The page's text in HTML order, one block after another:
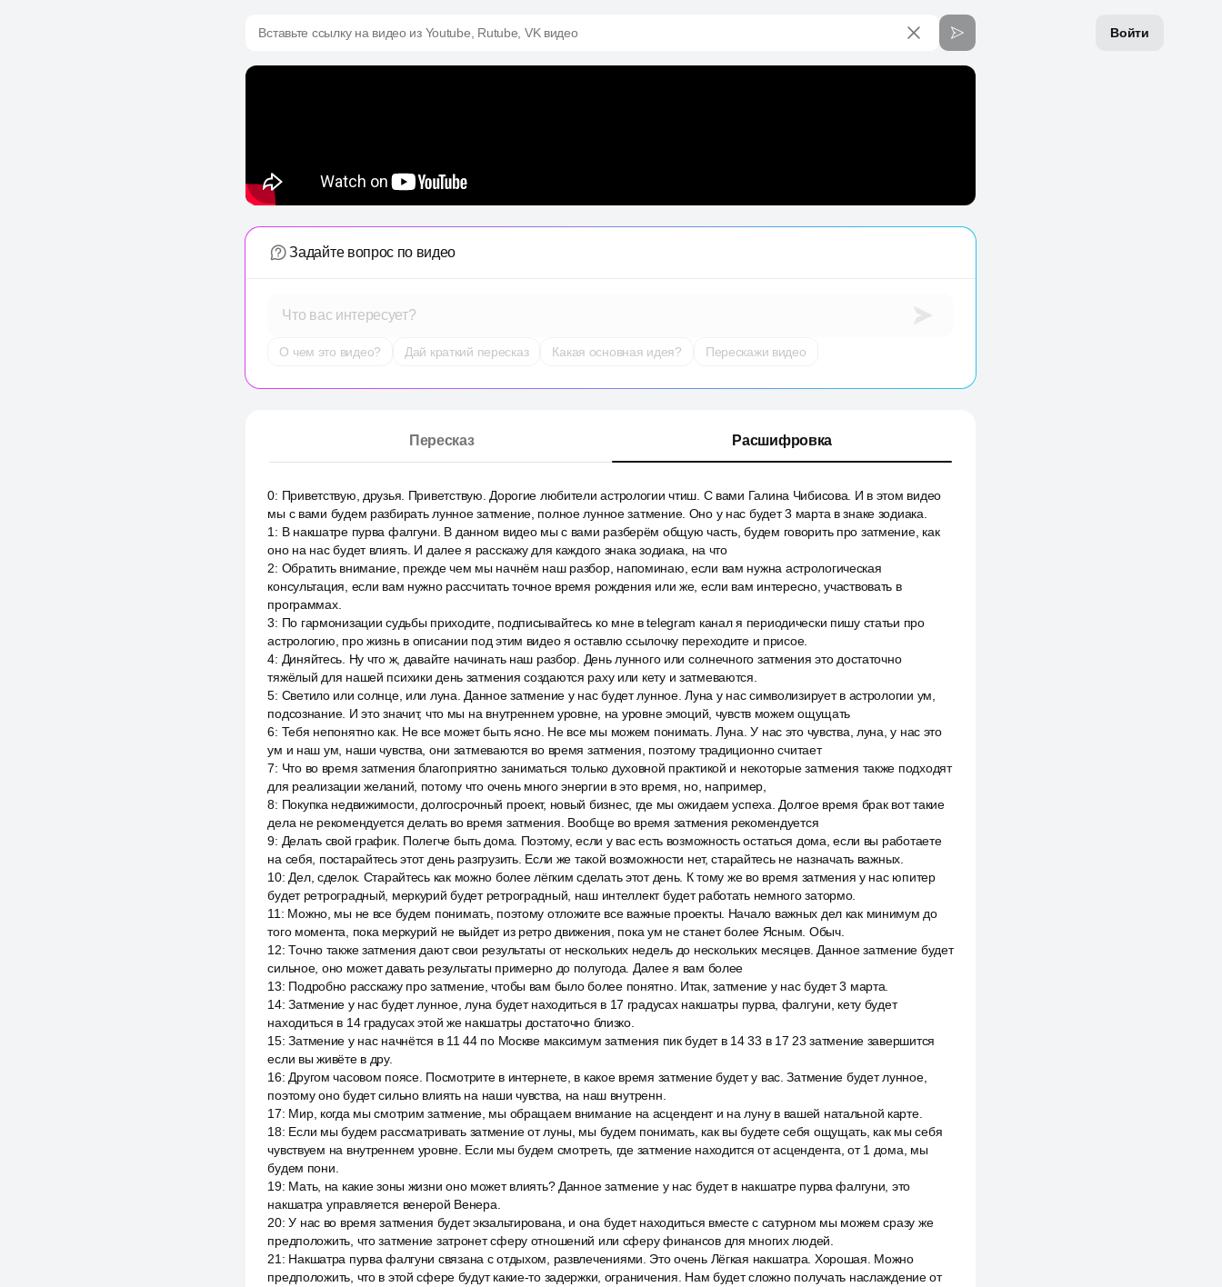
Войти
Вставьте ссылку на видео из Youtube, Rutube, VK видео
Задайте вопрос по видео
Что вас интересует?
О чем это видео? Дай краткий пересказ Какая основная идея? Перескажи видео
Пересказ Расшифровка
0: Приветствую, друзья. Приветствую. Дорогие любители астрологии чтиш. С вами Галина Чибисова. И в этом видео
мы с вами будем разбирать лунное затмение, полное лунное затмение. Оно у нас будет 3 марта в знаке зодиака.
1 : В накшатре пурва фалгуни. В данном видео мы с вами разберём общую часть, будем говорить про затмение, как
оно на нас будет влиять. И далее я расскажу для каждого знака зодиака, на что
2: Обратить внимание, прежде чем мы начнём наш разбор, напоминаю, если вам нужна астрологическая
консультация, если вам нужно рассчитать точное время рождения или же, если вам интересно, участвовать в
программах.
3: По гармонизации судьбы приходите, подписывайтесь ко мне в telegram канал я периодически пишу статьи про
астрологию, про жизнь в описании под этим видео я оставлю ссылочку переходите и присое.
4: Диняйтесь. Ну что ж, давайте начинать наш разбор. День лунного или солнечного затмения это достаточно
тяжёлый для нашей психики день затмения создаются раху или кету и затмеваются.
5: Светило или солнце, или луна. Данное затмение у нас будет лунное. Луна у нас символизирует в астрологии ум,
подсознание. И это значит, что мы на внутреннем уровне, на уровне эмоций, чувств можем ощущать
6: Тебя непонятно как. Не все может быть ясно. Не все мы можем понимать. Луна. У нас это чувства, луна, у нас это
ум и наш ум, наши чувства, они затмеваются во время затмения, поэтому традиционно считает
7: Что во время затмения благоприятно заниматься только духовной практикой и некоторые затмения также подходят
для реализации желаний, потому что очень много энергии в это время, но, например,
8: Покупка недвижимости, долгосрочный проект, новый бизнес, где мы ожидаем успеха. Долгое время брак вот такие
дела не рекомендуется делать во время затмения. Вообще во время затмения рекомендуется
9: Делать свой график. Полегче быть дома. Поэтому, если у вас есть возможность остаться дома, если вы работаете
на себя, постарайтесь этот день разгрузить. Если же такой возможности нет, старайтесь не назначать важных.
10: Дел, сделок. Старайтесь как можно более лёгким сделать этот день. К тому же во время затмения у нас юпитер
будет ретроградный, меркурий будет ретроградный, наш интеллект будет работать немного затормо.
11 : Можно, мы не все будем понимать, поэтому отложите все важные проекты. Начало важных дел как минимум до
того момента, пока меркурий не выйдет из ретро движения, пока ум не станет более Ясным. Обыч.
12:Точно также затмения дают свои результаты от нескольких недель до нескольких месяцев. Данное затмение будет
сильное, оно может давать результаты примерно до полугода. Далее я вам более
13: Подробно расскажу про затмение, чтобы вам было более понятно. Итак, затмение у нас будет 3 марта.
14:Затмение у нас будет лунное, луна будет находиться в 17 градусах накшатры пурва, фалгуни, кету будет
находиться в 14 градусах этой же накшатры достаточно близко.
15:Затмение у нас начнётся в 11 44 по Москве максимум затмения пик будет в 14 33 в 17 23 затмение завершится
если вы живёте в дру.
16: Другом часовом поясе. Посмотрите в интернете, в какое время затмение будет у вас. Затмение будет лунное,
поэтому оно будет сильно влиять на наши чувства, на наш внутренн.
17: Мир, когда мы смотрим затмение, мы обращаем внимание на асцендент и на луну в вашей натальной карте.
18: Если мы будем рассматривать затмение от луны, мы будем понимать, как вы будете себя ощущать, как мы себя
чувствуем на внутреннем уровне. Если мы будем смотреть, где затмение находится от асцендента, от 1 дома, мы
будем пони.
19: Мать, на какие зоны жизни оно может влиять? Данное затмение у нас будет в накшатре пурва фалгуни, это
накшатра управляется венерой Венера.
20:У нас во время затмения будет экзальтирована, и она будет находиться вместе с сатурном мы можем сразу же
предположить, что затмение затронет сферу отношений или сферу финансов для многих людей.
21 : Накшатра пурва фалгуни связана с отдыхом, развлечениями. Это очень Лёгкая накшатра. Хорошая. Можно
предположить, что в этой сфере будут какие-то задержки, ограничения. Нам будет сложно получать наслаждение от